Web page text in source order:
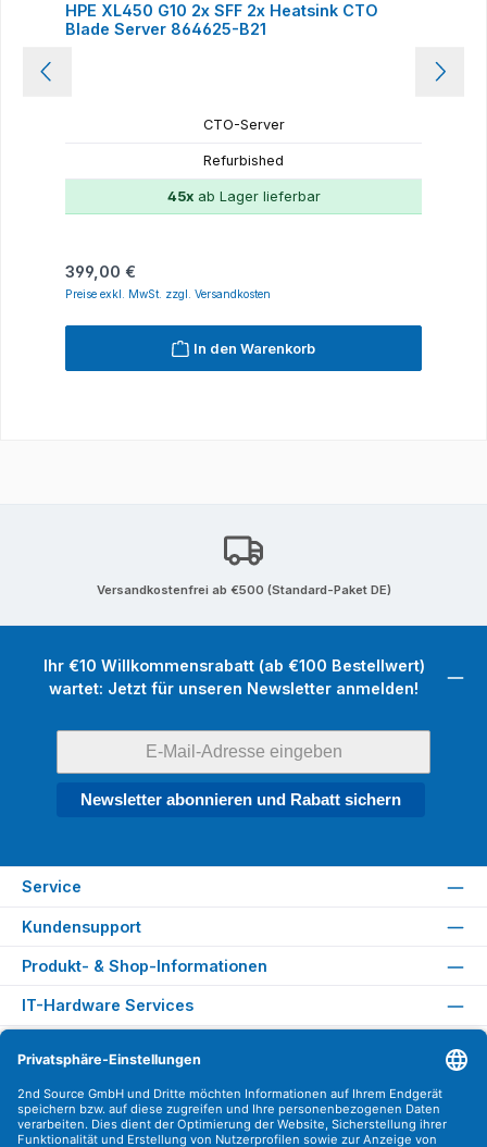
HPE XL450 G10 2x SFF 2x Heatsink CTO
Blade Server 864625-B21
CTO-Server
Refurbished
45xab Lager lieferbar
Regulärer Preis:
399,00 €
Preise exkl. MwSt. zzgl. Versandkosten
In den Warenkorb
Versandkostenfrei ab €500 (Standard-Paket DE)
Ihr €10 Willkommensrabatt (ab €100 Bestellwert)
wartet: Jetzt für unseren Newsletter anmelden!
Newsletter abonnieren und Rabatt sichern
Service
Kundensupport
Produkt- & Shop-Informationen
IT-Hardware Services
Versandarten
Zahlungsarten